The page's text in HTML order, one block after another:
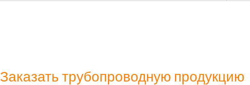
Заказать трубопроводную продукцию